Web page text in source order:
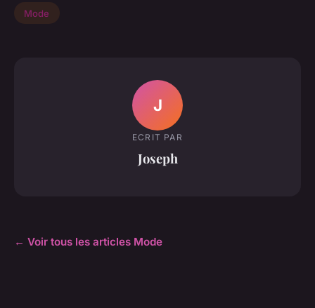
Mode
J
ECRIT PAR
Joseph
← Voir tous les articles Mode